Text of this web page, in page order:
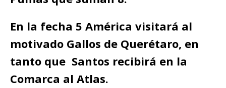
En la fecha 5 América visitará al
motivado Gallos de Querétaro, en
tanto que Santos recibirá en la
Comarca al Atlas.